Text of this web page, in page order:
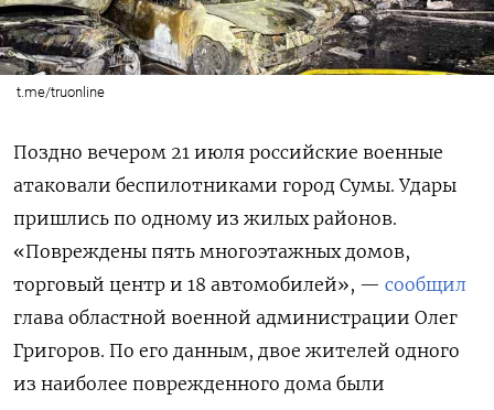
t.me/truonline
Поздно вечером 21 июля российские военные
атаковали беспилотниками город Сумы. Удары
пришлись по одному из жилых районов.
«Повреждены пять многоэтажных домов,
торговый центр и 18 автомобилей», — сообщил
глава областной военной администрации Олег
Григоров. По его данным, двое жителей одного
из наиболее поврежденного дома были